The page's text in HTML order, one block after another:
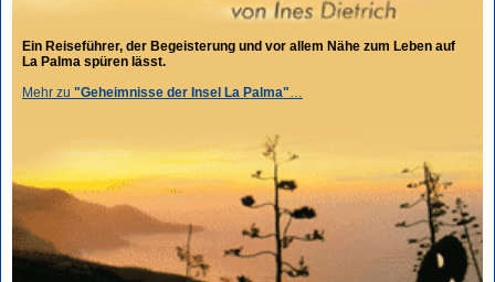
Ein Reiseführer, der Begeisterung und vor allem Nähe zum Leben auf
La Palma spüren lässt.
Mehr zu "Geheimnisse der Insel La Palma"…